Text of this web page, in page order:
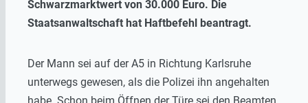
Schwarzmarktwert von 30.000 Euro. Die
Staatsanwaltschaft hat Haftbefehl beantragt.
Der Mann sei auf der A5 in Richtung Karlsruhe
unterwegs gewesen, als die Polizei ihn angehalten
habe. Schon beim Öffnen der Türe sei den Beamten